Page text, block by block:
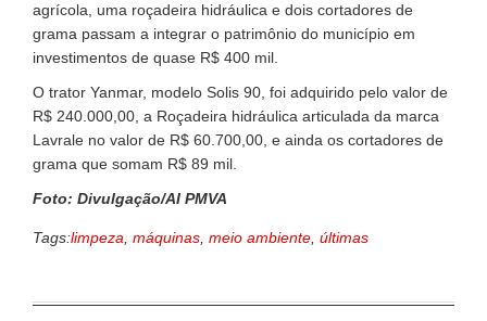
agrícola, uma roçadeira hidráulica e dois cortadores de
grama passam a integrar o patrimônio do município em
investimentos de quase R$ 400 mil.
O trator Yanmar, modelo Solis 90, foi adquirido pelo valor de
R$ 240.000,00, a Roçadeira hidráulica articulada da marca
Lavrale no valor de R$ 60.700,00, e ainda os cortadores de
grama que somam R$ 89 mil.
Foto: Divulgação/AI PMVA
Tags:limpeza máquinas meio ambiente últimas